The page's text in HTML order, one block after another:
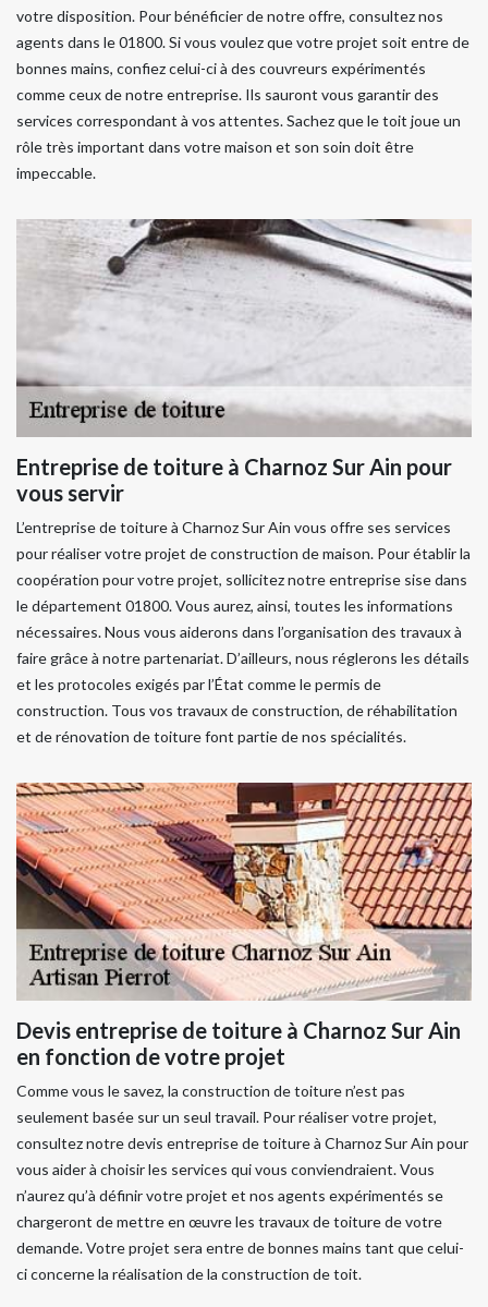
votre disposition. Pour bénéficier de notre offre, consultez nos
agents dans le 01800. Si vous voulez que votre projet soit entre de
bonnes mains, confiez celui-ci à des couvreurs expérimentés
comme ceux de notre entreprise. Ils sauront vous garantir des
services correspondant à vos attentes. Sachez que le toit joue un
rôle très important dans votre maison et son soin doit être
impeccable.
Entreprise de toiture à Charnoz Sur Ain pour
vous servir
L’entreprise de toiture à Charnoz Sur Ain vous offre ses services
pour réaliser votre projet de construction de maison. Pour établir la
coopération pour votre projet, sollicitez notre entreprise sise dans
le département 01800. Vous aurez, ainsi, toutes les informations
nécessaires. Nous vous aiderons dans l’organisation des travaux à
faire grâce à notre partenariat. D’ailleurs, nous réglerons les détails
et les protocoles exigés par l’État comme le permis de
construction. Tous vos travaux de construction, de réhabilitation
et de rénovation de toiture font partie de nos spécialités.
Devis entreprise de toiture à Charnoz Sur Ain
en fonction de votre projet
Comme vous le savez, la construction de toiture n’est pas
seulement basée sur un seul travail. Pour réaliser votre projet,
consultez notre devis entreprise de toiture à Charnoz Sur Ain pour
vous aider à choisir les services qui vous conviendraient. Vous
n’aurez qu’à définir votre projet et nos agents expérimentés se
chargeront de mettre en œuvre les travaux de toiture de votre
demande. Votre projet sera entre de bonnes mains tant que celui-
ci concerne la réalisation de la construction de toit.